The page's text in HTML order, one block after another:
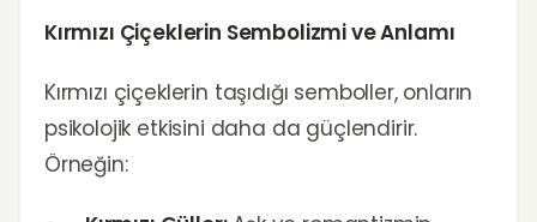
Kırmızı Çiçeklerin Sembolizmi ve Anlamı
Kırmızı çiçeklerin taşıdığı semboller, onların
psikolojik etkisini daha da güçlendirir.
Örneğin: